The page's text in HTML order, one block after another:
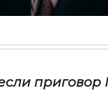
приговор